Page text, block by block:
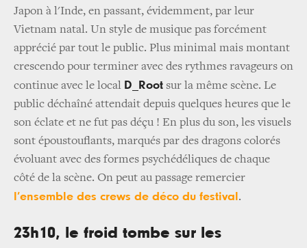
Japon à l'Inde, en passant, évidemment, par leur
Vietnam natal. Un style de musique pas forcément
apprécié par tout le public. Plus minimal mais montant
crescendo pour terminer avec des rythmes ravageurs on
continue avec le local D_Root sur la même scène. Le
public déchaîné attendait depuis quelques heures que le
son éclate et ne fut pas déçu ! En plus du son, les visuels
sont époustouflants, marqués par des dragons colorés
évoluant avec des formes psychédéliques de chaque
côté de la scène. On peut au passage remercier
l’ensemble des crews de déco du festival .
23h10, le froid tombe sur les